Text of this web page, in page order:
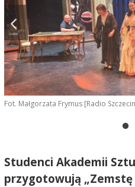
Fot. Małgorzata Frymus [Radio
Studenci Akademii
przygotowują